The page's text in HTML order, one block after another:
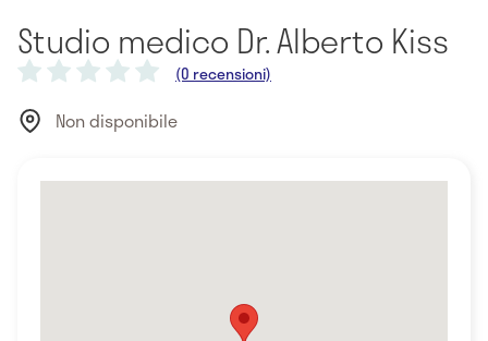
Studio medico Dr. Alberto Kiss
(0 recensioni)
Non disponibile